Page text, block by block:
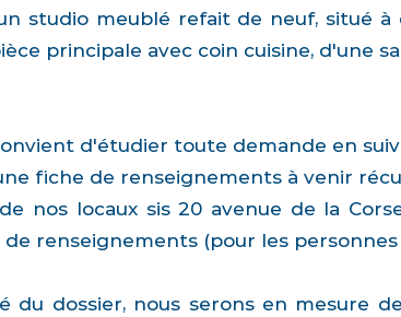
studio meublé refait de neuf, situé
principale avec coin cuisine, d'une
d'étudier toute demande en
fiche de renseignements à venir
nos locaux sis 20 avenue de la
renseignements (pour les
du dossier, nous serons en mesure